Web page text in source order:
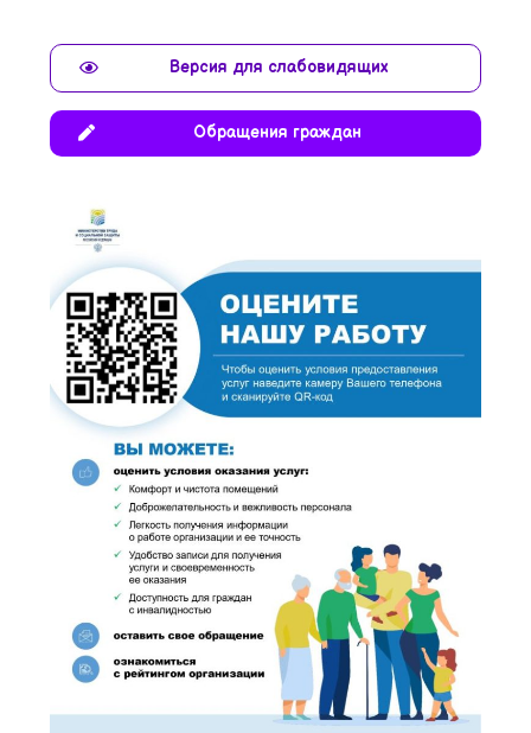
Версия для слабовидящих
Обращения граждан